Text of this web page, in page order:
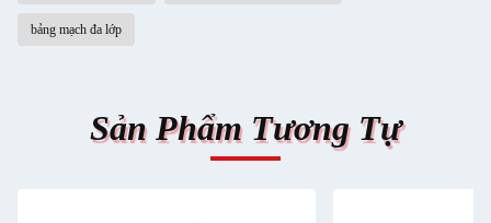
bảng mạch đa lớp
Sản Phẩm Tương Tự